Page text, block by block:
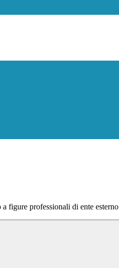
figure professionali di ente esterno